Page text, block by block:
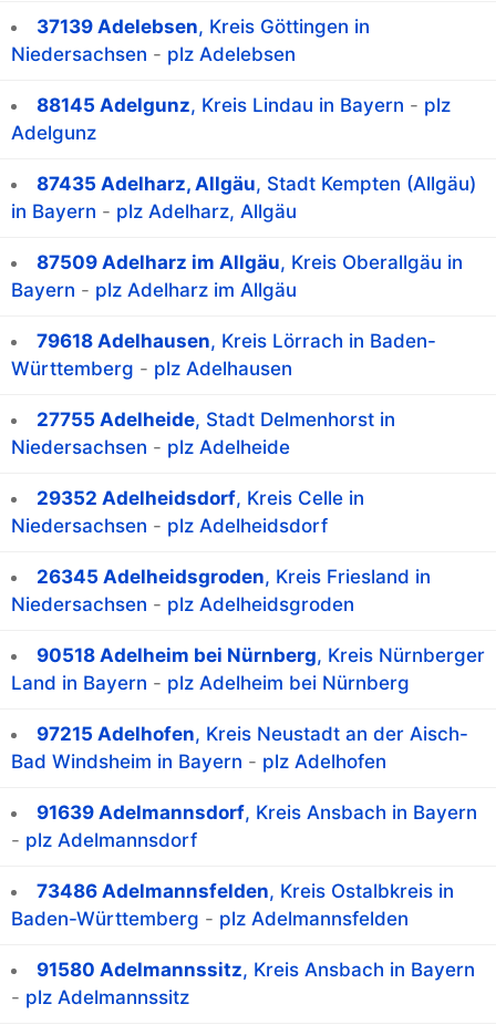
37139 Adelebsen, Kreis Göttingen in
Niedersachsen - plz Adelebsen
88145 Adelgunz, Kreis Lindau in Bayern - plz
Adelgunz
87435 Adelharz, Allgäu, Stadt Kempten (Allgäu)
in Bayern - plz Adelharz, Allgäu
87509 Adelharz im Allgäu, Kreis Oberallgäu in
Bayern - plz Adelharz im Allgäu
79618 Adelhausen, Kreis Lörrach in Baden-
Württemberg - plz Adelhausen
27755 Adelheide, Stadt Delmenhorst in
Niedersachsen - plz Adelheide
29352 Adelheidsdorf, Kreis Celle in
Niedersachsen - plz Adelheidsdorf
26345 Adelheidsgroden, Kreis Friesland in
Niedersachsen - plz Adelheidsgroden
90518 Adelheim bei Nürnberg, Kreis Nürnberger
Land in Bayern - plz Adelheim bei Nürnberg
97215 Adelhofen, Kreis Neustadt an der Aisch-
Bad Windsheim in Bayern - plz Adelhofen
91639 Adelmannsdorf, Kreis Ansbach in Bayern
- plz Adelmannsdorf
73486 Adelmannsfelden, Kreis Ostalbkreis in
Baden-Württemberg - plz Adelmannsfelden
91580 Adelmannssitz, Kreis Ansbach in Bayern
- plz Adelmannssitz